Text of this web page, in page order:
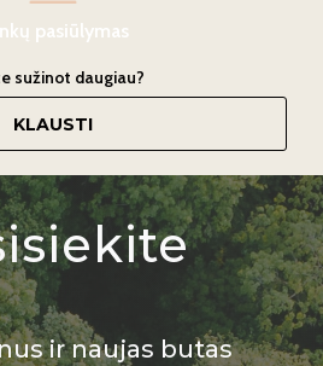
pasiūlymas
sužinot daugiau?
KLAUSTI
ir naujas butas